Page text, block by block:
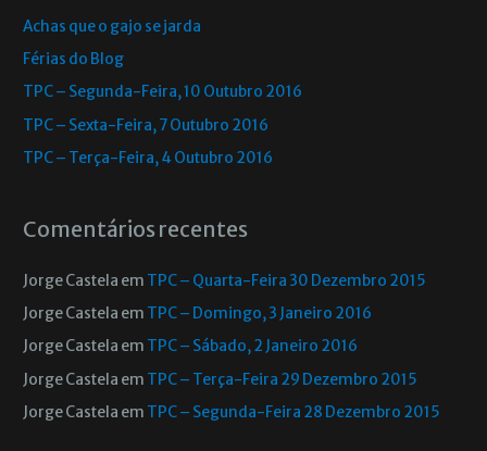
Achas que o gajo se jarda
Férias do Blog
TPC – Segunda-Feira, 10 Outubro 2016
TPC – Sexta-Feira, 7 Outubro 2016
TPC – Terça-Feira, 4 Outubro 2016
Comentários recentes
Jorge Castela em TPC – Quarta-Feira 30 Dezembro 2015
Jorge Castela em TPC – Domingo, 3 Janeiro 2016
Jorge Castela em TPC – Sábado, 2 Janeiro 2016
Jorge Castela em TPC – Terça-Feira 29 Dezembro 2015
Jorge Castela em TPC – Segunda-Feira 28 Dezembro 2015